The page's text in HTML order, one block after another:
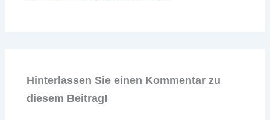
Hinterlassen Sie einen Kommentar zu
diesem Beitrag!